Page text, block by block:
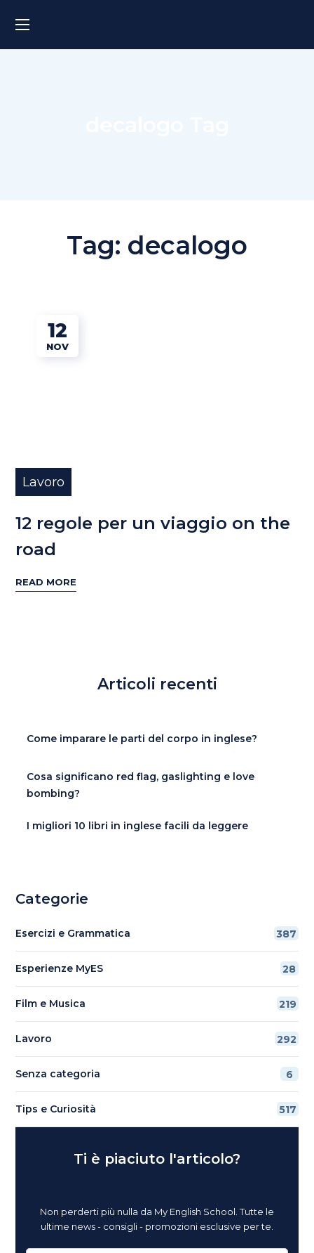
Tag: decalogo
12
NOV
Lavoro
12 regole per un viaggio on the
road
READ MORE
Articoli recenti
Come imparare le parti del corpo in inglese?
Cosa significano red flag, gaslighting e love
bombing?
I migliori 10 libri in inglese facili da leggere
Categorie
Esercizi e Grammatica 387
Esperienze MyES 28
Film e Musica 219
Lavoro 292
Senza categoria 6
Tips e Curiosità 517
Ti è piaciuto l'articolo?
Non perderti più nulla da My English School. Tutte le
ultime news - consigli - promozioni esclusive per te.